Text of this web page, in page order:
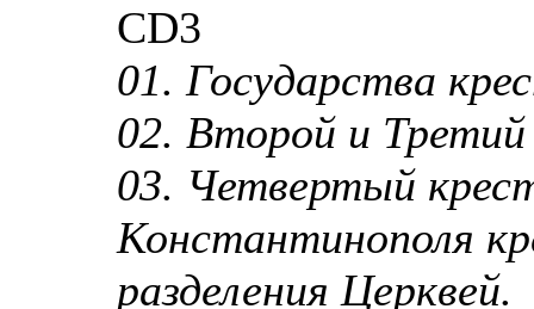
CD3
01. Государства
02. Второй и
03. Четвертый
Константинополя
разделения Церквей.